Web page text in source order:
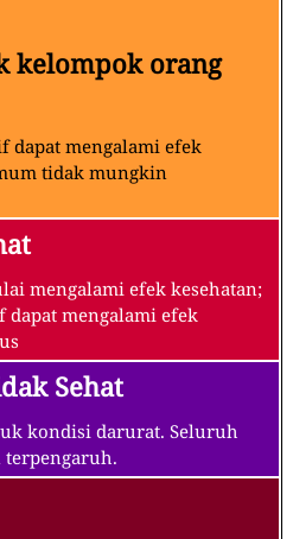
kelompok orang
dapat mengalami efek
tidak mungkin
mengalami efek kesehatan;
dapat mengalami efek
Sehat
kondisi darurat. Seluruh